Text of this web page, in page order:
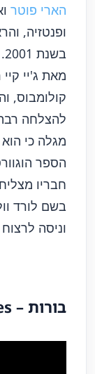
הארי פוטר
ופנטזיה,
מאת ג'יי
קולומבוס,
להצלחה
מגלה כי
הספר
חבריו
בשם לורד
וניסה
בורות – Holes